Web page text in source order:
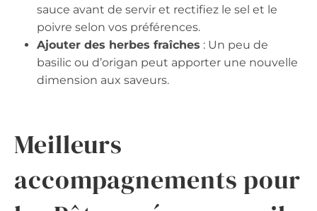
sauce avant de servir et rectifiez le sel et le
poivre selon vos préférences.
Ajouter des herbes fraîches : Un peu de
basilic ou d’origan peut apporter une nouvelle
dimension aux saveurs.
Meilleurs
accompagnements pour